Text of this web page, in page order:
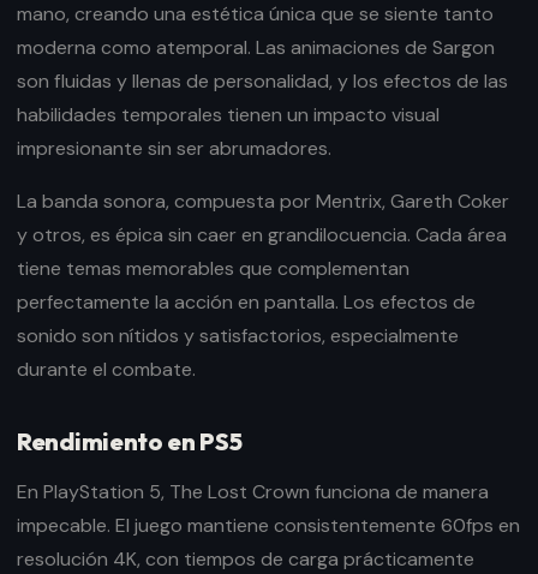
mano, creando una estética única que se siente tanto
moderna como atemporal. Las animaciones de Sargon
son fluidas y llenas de personalidad, y los efectos de las
habilidades temporales tienen un impacto visual
impresionante sin ser abrumadores.
La banda sonora, compuesta por Mentrix, Gareth Coker
y otros, es épica sin caer en grandilocuencia. Cada área
tiene temas memorables que complementan
perfectamente la acción en pantalla. Los efectos de
sonido son nítidos y satisfactorios, especialmente
durante el combate.
Rendimiento en PS5
En PlayStation 5, The Lost Crown funciona de manera
impecable. El juego mantiene consistentemente 60fps en
resolución 4K, con tiempos de carga prácticamente